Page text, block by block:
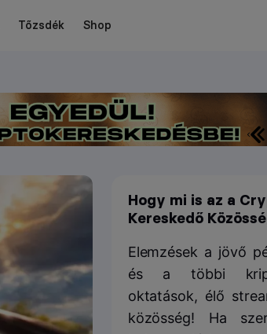
Tőzsdék Shop
Hogy mi is az a
Kereskedő
Elemzések a jövő
és a többi
oktatások, élő
közösség! Ha